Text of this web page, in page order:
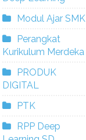
Modul Ajar SMK
Perangkat
Kurikulum Merdeka
PRODUK
DIGITAL
PTK
RPP Deep